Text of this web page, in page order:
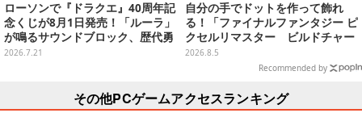
ローソンで『ドラクエ』40周年記
念くじが8月1日発売！「ルーラ」
が鳴るサウンドブロック、歴代勇
者＆スライムのフィギュアなど、
2026.7.21
自分の手でドットを作って飾れ
る！「ファイナルファンタジー ピ
クセルリマスター ビルドチャー
ムコレクション Vol.3」が予約
2026.8.5
Recommended by
その他PCゲームアクセスランキング